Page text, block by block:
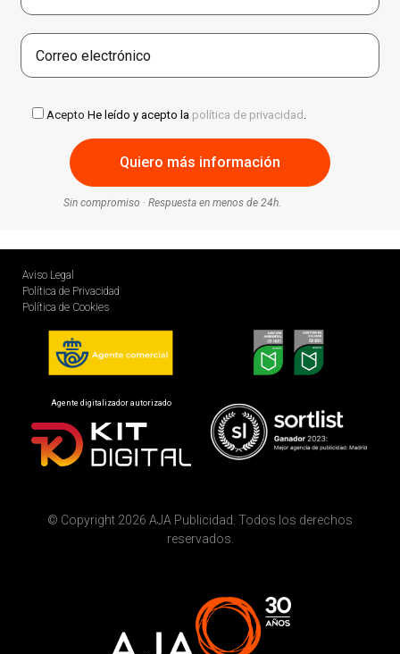
Acepto He leído y acepto la política de privacidad .
Sin compromiso · Respuesta en menos de 24h.
Aviso Legal
Política de Privacidad
Política de Cookies
Agente digitalizador autorizado
© Copyright 2026 AJA Publicidad. Todos los derechos
reservados.